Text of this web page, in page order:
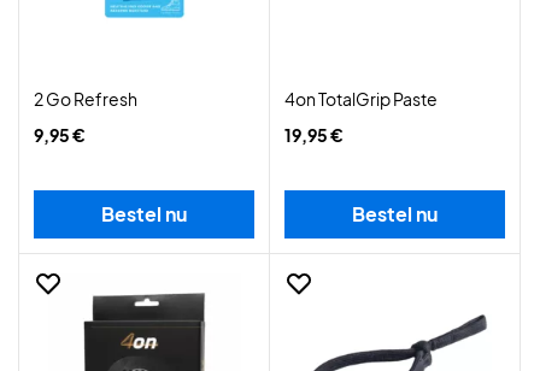
2 Go Refresh
9,95 €
Bestel nu
4on TotalGrip Paste
19,95 €
Bestel nu